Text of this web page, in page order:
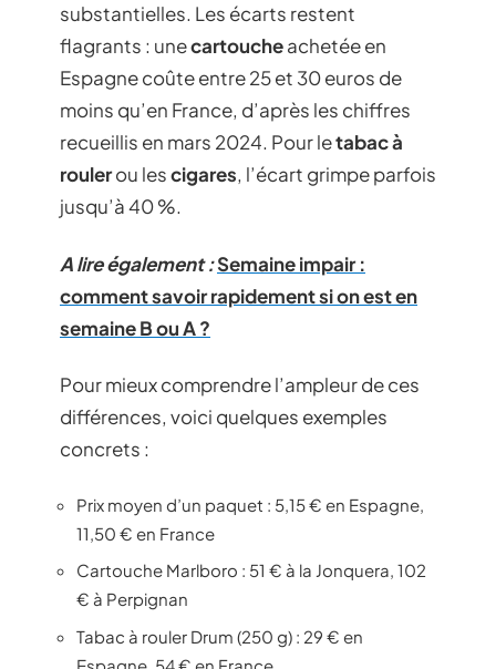
substantielles. Les écarts restent
flagrants : unecartoucheachetée en
Espagne coûte entre 25 et 30 euros de
moins qu’en France, d’après les chiffres
recueillis en mars 2024. Pour letabac à
roulerou lescigares, l’écart grimpe parfois
jusqu’à 40 %.
A lire également :Semaine impair :
comment savoir rapidement si on est en
semaine B ou A ?
Pour mieux comprendre l’ampleur de ces
différences, voici quelques exemples
concrets :
Prix moyen d’un paquet : 5,15 € en Espagne,
11,50 € en France
Cartouche Marlboro : 51 € à la Jonquera, 102
€ à Perpignan
Tabac à rouler Drum (250 g) : 29 € en
Espagne, 54 € en France